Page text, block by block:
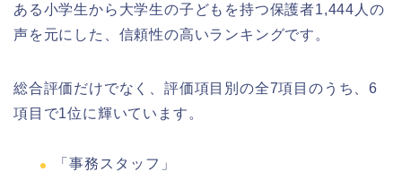
ある小学生から大学生の子どもを持つ保護者1,444人の
声を元にした、信頼性の高いランキングです。
総合評価だけでなく、評価項目別の全7項目のうち、6
項目で1位に輝いています。
「事務スタッフ」